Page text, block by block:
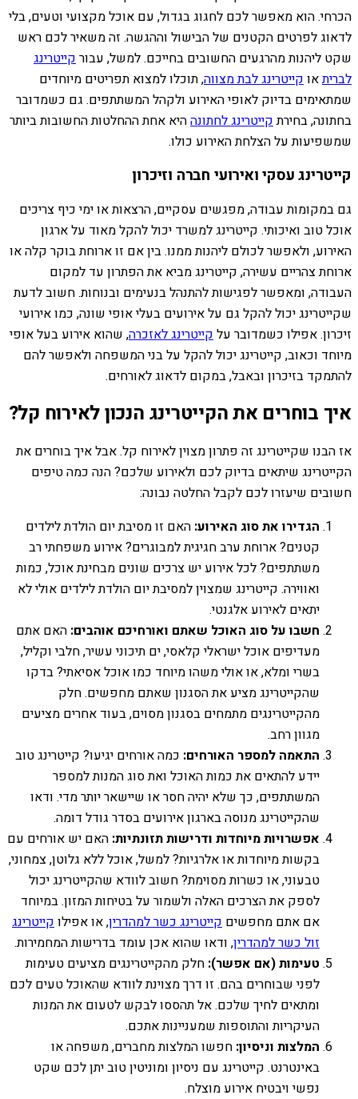
הכרחי. הוא מאפשר לכם לחגוג בגדול, עם אוכל מקצועי וטעים, בלי
לדאוג לפרטים הקטנים של הבישול וההגשה. זה משאיר לכם ראש
שקט ליהנות מהרגעים החשובים בחייכם. למשל, עבור קייטרינג
לבריתאו קייטרינג לבת מצווה, תוכלו למצוא תפריטים מיוחדים
שמתאימים בדיוק לאופי האירוע ולקהל המשתתפים. גם כשמדובר
בחתונה, בחירתקייטרינג לחתונההיא אחת ההחלטות החשובות ביותר
שמשפיעות על הצלחת האירוע כולו.
קייטרינג עסקי ואירועי חברה וזיכרון
גם במקומות עבודה, מפגשים עסקיים, הרצאות או ימי כיף צריכים
אוכל טוב ואיכותי. קייטרינג למשרד יכול להקל מאוד על ארגון
האירוע, ולאפשר לכולם ליהנות ממנו. בין אם זו ארוחת בוקר קלה או
ארוחת צהריים עשירה, קייטרינג מביא את הפתרון עד למקום
העבודה, ומאפשר לפגישות להתנהל בנעימים ובנוחות. חשוב לדעת
שקייטרינג יכול להקל גם על אירועים בעלי אופי שונה, כמו אירועי
זיכרון. אפילו כשמדובר עלקייטרינג לאזכרה, שהוא אירוע בעל אופי
מיוחד וכאוב, קייטרינג יכול להקל על בני המשפחה ולאפשר להם
להתמקד בזיכרון ובאבל, במקום לדאוג לאורחים.
איך בוחרים את הקייטרינג הנכון לאירוח קל?
אז הבנו שקייטרינג זה פתרון מצוין לאירוח קל. אבל איך בוחרים את
הקייטרינג שיתאים בדיוק לכם ולאירוע שלכם? הנה כמה טיפים
חשובים שיעזרו לכם לקבל החלטה נבונה:
הגדירו את סוג האירוע: האם זו מסיבת יום הולדת לילדים
קטנים? ארוחת ערב חגיגית למבוגרים? אירוע משפחתי רב
משתתפים? לכל אירוע יש צרכים שונים מבחינת אוכל, כמות
ואווירה. קייטרינג שמצוין למסיבת יום הולדת לילדים אולי לא
יתאים לאירוע אלגנטי.
חשבו על סוג האוכל שאתם ואורחיכם אוהבים: האם אתם
מעדיפים אוכל ישראלי קלאסי, ים תיכוני עשיר, חלבי וקליל,
בשרי ומלא, או אולי משהו מיוחד כמו אוכל אסיאתי? בדקו
שהקייטרינג מציע את הסגנון שאתם מחפשים. חלק
מהקייטרינגים מתמחים בסגנון מסוים, בעוד אחרים מציעים
מגוון רחב.
התאמה למספר האורחים: כמה אורחים יגיעו? קייטרינג טוב
יידע להתאים את כמות האוכל ואת סוג המנות למספר
המשתתפים, כך שלא יהיה חסר או שיישאר יותר מדי. ודאו
שהקייטרינג מנוסה בארגון אירועים בסדר גודל דומה.
אפשרויות מיוחדות ודרישות תזונתיות: האם יש אורחים עם
בקשות מיוחדות או אלרגיות? למשל, אוכל ללא גלוטן, צמחוני,
טבעוני, או כשרות מסוימת? חשוב לוודא שהקייטרינג יכול
לספק את הצרכים האלה ולשמור על בטיחות המזון. במיוחד
אם אתם מחפשים קייטרינג כשר למהדרין, או אפילוקייטרינג
זול כשר למהדרין, ודאו שהוא אכן עומד בדרישות המחמירות.
טעימות (אם אפשר): חלק מהקייטרינגים מציעים טעימות
לפני שבוחרים בהם. זו דרך מצוינת לוודא שהאוכל טעים לכם
ומתאים לחיך שלכם. אל תהססו לבקש לטעום את המנות
העיקריות והתוספות שמעניינות אתכם.
המלצות וניסיון: חפשו המלצות מחברים, משפחה או
באינטרנט. קייטרינג עם ניסיון ומוניטין טוב יתן לכם שקט
נפשי ויבטיח אירוע מוצלח.